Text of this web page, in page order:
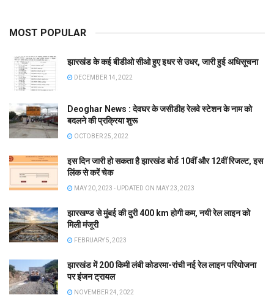
MOST POPULAR
झारखंड के कई बीडीओ सीओ हुए इधर से उधर, जारी हुई अधिसूचना
DECEMBER 14, 2022
Deoghar News : देवघर के जसीडीह रेलवे स्टेशन के नाम को
बदलने की प्रक्रिया शुरू
OCTOBER 25, 2022
इस दिन जारी हो सकता है झारखंड बोर्ड 10वीं और 12वीं रिजल्ट, इस
लिंक से करें चेक
MAY 20, 2023 - UPDATED ON MAY 23, 2023
झारखण्ड से मुंबई की दुरी 400 km होगी कम, नयी रेल लाइन को
मिली मंजूरी
FEBRUARY 5, 2023
झारखंड में 200 किमी लंबी कोडरमा-रांची नई रेल लाइन परियोजना
पर इंजन ट्रायल
NOVEMBER 24, 2022